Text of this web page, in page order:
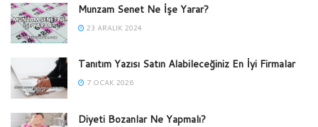
Munzam Senet Ne İşe Yarar?
23 ARALIK 2024
Tanıtım Yazısı Satın Alabileceğiniz En İyi Firmalar
7 OCAK 2026
Diyeti Bozanlar Ne Yapmalı?